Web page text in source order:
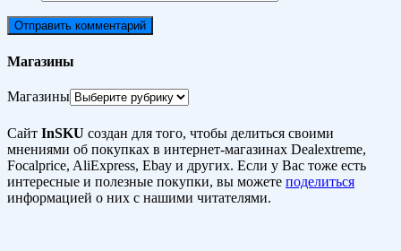
Магазины
Магазины
Сайт InSKU создан для того, чтобы делиться своими
мнениями об покупках в интернет-магазинах Dealextreme,
Focalprice, AliExpress, Ebay и других. Если у Вас тоже есть
интересные и полезные покупки, вы можете поделиться
информацией о них с нашими читателями.